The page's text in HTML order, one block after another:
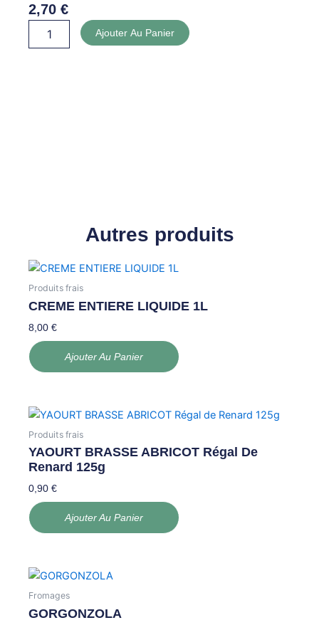
2,70€
Ajouter Au Panier
Autres produits
Produits frais
CREME ENTIERE LIQUIDE 1L
8,00€
Ajouter Au Panier
Produits frais
YAOURT BRASSE ABRICOT Régal De
Renard 125g
0,90€
Ajouter Au Panier
Fromages
GORGONZOLA